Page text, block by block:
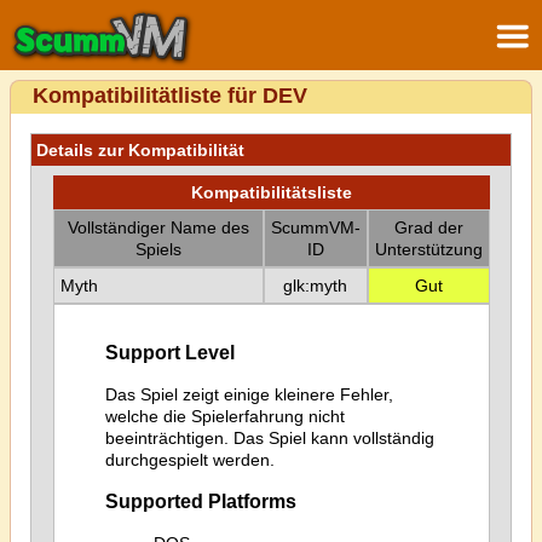
Kompatibilitätliste für DEV
Details zur Kompatibilität
Kompatibilitätsliste
Vollständiger Name des
Spiels
ScummVM-
ID
Grad der
Unterstützung
Myth
glk:myth Gut
Support Level
Das Spiel zeigt einige kleinere Fehler,
welche die Spielerfahrung nicht
beeinträchtigen. Das Spiel kann vollständig
durchgespielt werden.
Supported Platforms